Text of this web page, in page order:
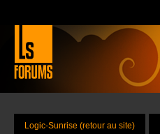
Logic-Sunrise (retour au site)